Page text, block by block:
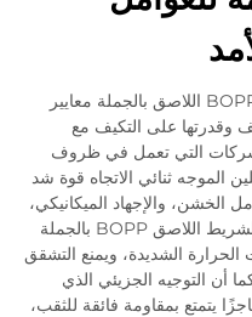
تُرسي خصائص المتانة الخاصة بشريط BOPP اللاصق بالجملة معايير
وقدرتها على التكيف مع
التي تعمل في ظروف
الموجه ثنائي الاتجاه قوة شد
الخشن، والإجهاد الميكانيكي،
والتعرض للعوامل الجوية. ويحافظ هذا الشريط اللاصق BOPP بالجملة
الشديدة، ويمنع التشقق
أن التوجيه الجزيئي الذي
يتمتع بمقاومة فائقة للثقب،